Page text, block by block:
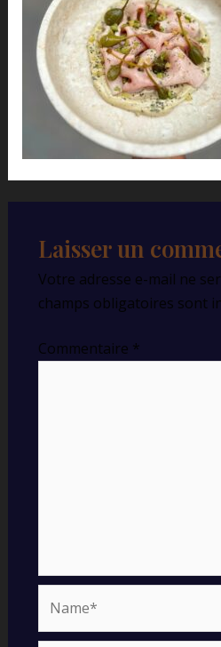
Laisser un
Votre adresse e-mail ne
champs obligatoires sont
Commentaire *